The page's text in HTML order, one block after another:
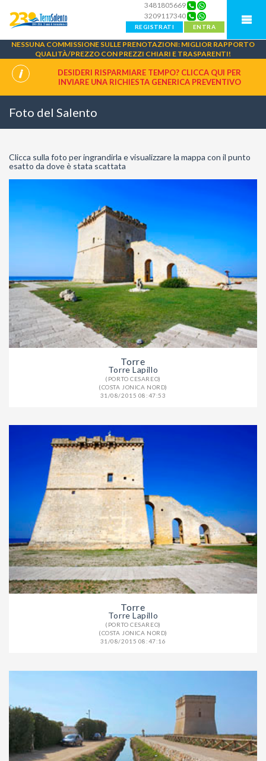
3481805669
3209117340
REGISTRATI ENTRA
NESSUNA COMMISSIONE SULLE PRENOTAZIONI: MIGLIOR RAPPORTO
QUALITÀ/PREZZO CON PREZZI CHIARI E TRASPARENTI!
DESIDERI RISPARMIARE TEMPO? CLICCA QUI PER
INVIARE UNA RICHIESTA GENERICA PREVENTIVO
Foto del Salento
Clicca sulla foto per ingrandirla e visualizzare la mappa con il punto
esatto da dove è stata scattata
Torre
Torre Lapillo
(PORTO CESAREO)
(COSTA JONICA NORD)
31/08/2015 08:47:53
Torre
Torre Lapillo
(PORTO CESAREO)
(COSTA JONICA NORD)
31/08/2015 08:47:16